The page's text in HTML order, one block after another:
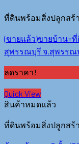
ที่ดินพร้อมสิ่งปลูกสร้
(ขายแล้ว)ขายบ้าน+ที่
สุพรรณบุรี จ.สุพรรณ
ลดราคา!
Quick View
สินค้าหมดแล้ว
ที่ดินพร้อมสิ่งปลูกสร้